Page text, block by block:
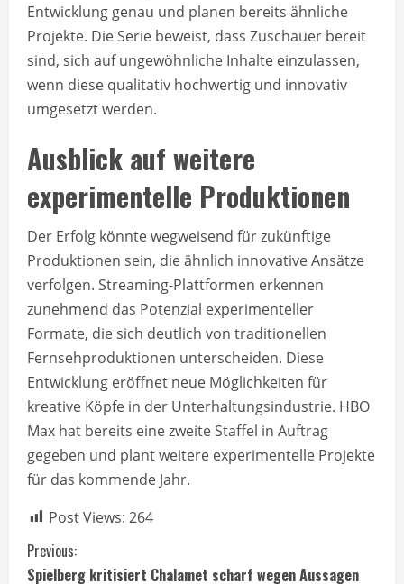
Entwicklung genau und planen bereits ähnliche
Projekte. Die Serie beweist, dass Zuschauer bereit
sind, sich auf ungewöhnliche Inhalte einzulassen,
wenn diese qualitativ hochwertig und innovativ
umgesetzt werden.
Ausblick auf weitere
experimentelle Produktionen
Der Erfolg könnte wegweisend für zukünftige
Produktionen sein, die ähnlich innovative Ansätze
verfolgen. Streaming-Plattformen erkennen
zunehmend das Potenzial experimenteller
Formate, die sich deutlich von traditionellen
Fernsehproduktionen unterscheiden. Diese
Entwicklung eröffnet neue Möglichkeiten für
kreative Köpfe in der Unterhaltungsindustrie. HBO
Max hat bereits eine zweite Staffel in Auftrag
gegeben und plant weitere experimentelle Projekte
für das kommende Jahr.
Post Views: 264
C
Previous:
Spielberg kritisiert Chalamet scharf wegen Aussagen